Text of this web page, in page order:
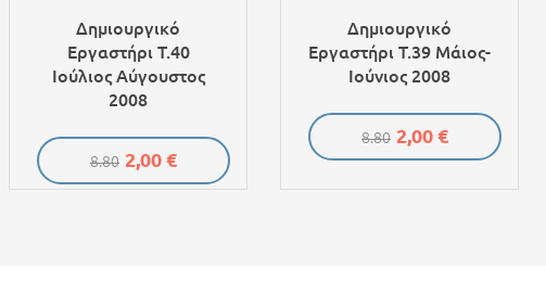
Δημιουργικό
Εργαστήρι Τ.40
Ιούλιος Αύγουστος
2008
8.80 2,00 €
Δημιουργικό
Εργαστήρι Τ.39 Μάιος-
Ιούνιος 2008
8.80 2,00 €